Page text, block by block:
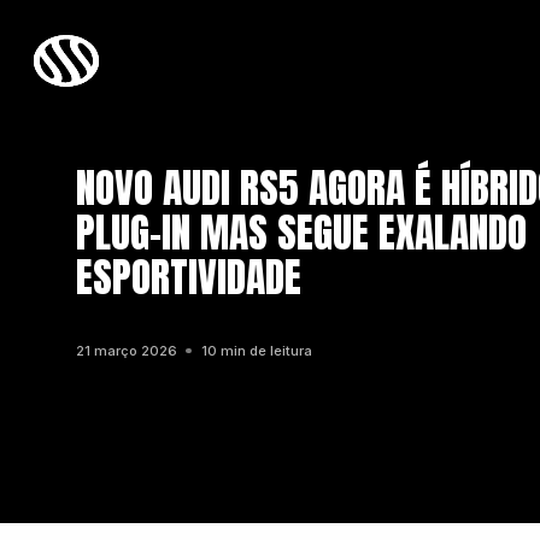
NOVO AUDI RS5 AGORA É
PLUG-IN MAS SEGUE EXALANDO
ESPORTIVIDADE
21 março 2026 10 min de leitura